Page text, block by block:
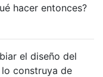
hacer entonces?
el diseño del
construya de